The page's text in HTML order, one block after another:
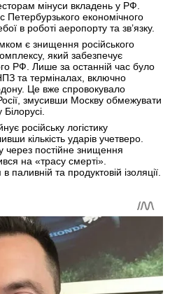
мінуси вкладень у РФ.
Петербурзького економічного
в роботі аеропорту та зв’язку.
є знищення російського
який забезпечує
РФ. Лише за останній час було
та терміналах, включно
Це вже спровокувало
змусивши Москву обмежувати
російську логістику
кількість ударів учетверо.
постійне знищення
на «трасу смерті».
та продуктовій ізоляції.